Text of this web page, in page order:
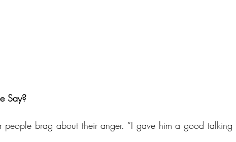
Say?
people brag about their anger. “I gave him a good